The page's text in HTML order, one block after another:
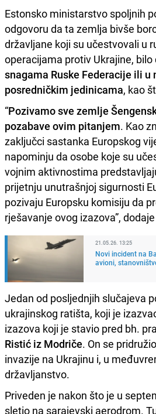
Estonsko ministarstvo spoljnih
odgovoru da ta zemlja bivše
državljane koji su učestvovali u
operacijama protiv Ukrajine, bilo
snagama Ruske Federacije ili
posredničkim jedinicama, kao
“Pozivamo sve zemlje
pozabave ovim pitanjem. Kao
zaključci sastanka Europskog
napominju da osobe koje su
vojnim aktivnostima
prijetnju unutrašnjoj sigurnosti
pozivaju Europsku komisiju da
rješavanje ovog izazova”,
21.05.26. 13:25
Novi incident na
avioni,
Jedan od posljednjih slučajeva
ukrajinskog ratišta, koji je
izazova koji je stavio pred bh.
Ristić iz Modriče. On se
invazije na Ukrajinu i, u
državljanstvo.
Priveden je nakon što je u
sletio na sarajevski aerodrom.